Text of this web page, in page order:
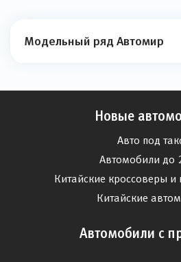
Модельный ряд Автомир
Новые
Авто под
Автомобили до
Китайские кроссоверы
Китайские
Автомобили с